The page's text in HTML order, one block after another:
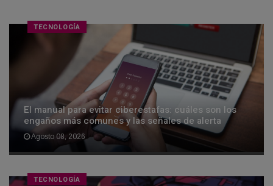
TECNOLOGÍA
El manual para evitar ciberestafas: cuáles son los
engaños más comunes y las señales de alerta
Agosto 08, 2026
TECNOLOGÍA